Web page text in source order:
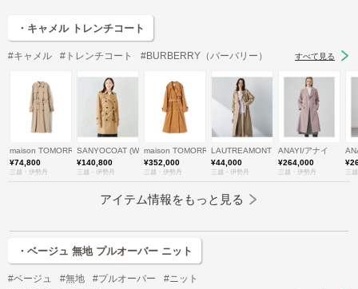
・キャメル トレンチコート
#キャメル #トレンチコート #BURBERRY（バーバリー） すべて見る
maison TOMORROWLAND/メゾン トゥモローランド
¥74,800
三越・伊勢丹
SANYOCOAT (Women)/サンヨーコート
¥140,800
三越・伊勢丹
maison TOMORROWLAND/メゾン トゥモローランド
¥352,000
三越・伊勢丹
LAUTREAMONT (Women)/ロートレア
¥44,000
三越・伊勢丹
ANAYI/アナイ
¥264,000
三越・伊勢丹 三
アイテム情報をもっと見る
・ベージュ 無地 プルオーバー ニット
#ベージュ #無地 #プルオーバー
#ニット